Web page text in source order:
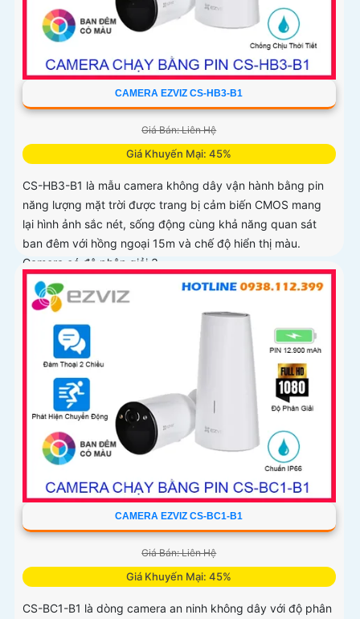
CAMERA EZVIZ CS-HB3-B1
Giá Bán: Liên Hệ
Giá Khuyến Mại: 45%
CS-HB3-B1 là mẫu camera không dây vận hành bằng pin
năng lượng mặt trời được trang bị cảm biến CMOS mang
lại hình ảnh sắc nét, sống động cùng khả năng quan sát
ban đêm với hồng ngoại 15m và chế độ hiển thị màu.
Camera có độ phân giải 3
CAMERA EZVIZ CS-BC1-B1
Giá Bán: Liên Hệ
Giá Khuyến Mại: 45%
CS-BC1-B1 là dòng camera an ninh không dây với độ phân